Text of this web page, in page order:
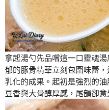
拿起湯勺先品嚐這一口靈魂
郁的豚骨精華立刻包圍味蕾
乳化的成果。起初是強烈的
豆香與大骨醇厚感，尾韻卻意